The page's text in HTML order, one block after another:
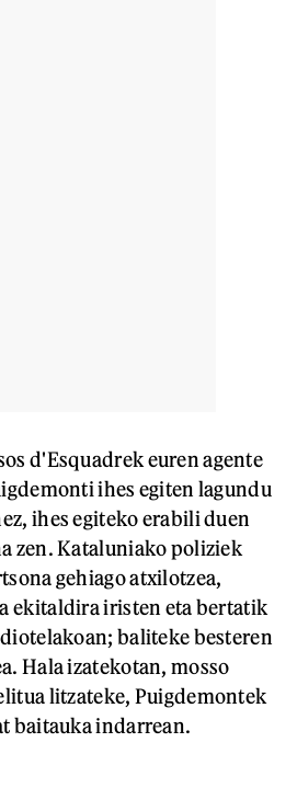
d'Esquadrek euren agente
ihes egiten lagundu
ihes egiteko erabili duen
zen. Kataluniako poliziek
gehiago atxilotzea,
ekitaldira iristen eta bertatik
baliteke besteren
Hala izatekotan, mosso
litzateke, Puigdemontek
baitauka indarrean.